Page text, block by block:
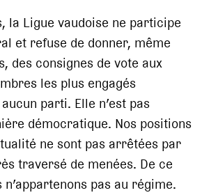
la Ligue vaudoise ne participe
et refuse de donner, même
des consignes de vote aux
les plus engagés
parti. Elle n’est pas
démocratique. Nos positions
ne sont pas arrêtées par
traversé de menées. De ce
pas au régime.